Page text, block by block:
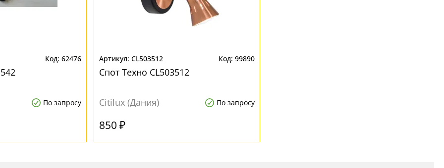
62476
По запросу
CL503512 99890
Спот Техно CL503512
Citilux (Дания) По запросу
850 ₽